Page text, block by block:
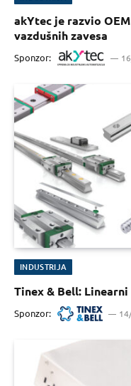
akYtec je razvio
vazdušnih zavesa
Sponzor:
INDUSTRIJA
Tinex & Bell:
Sponzor: